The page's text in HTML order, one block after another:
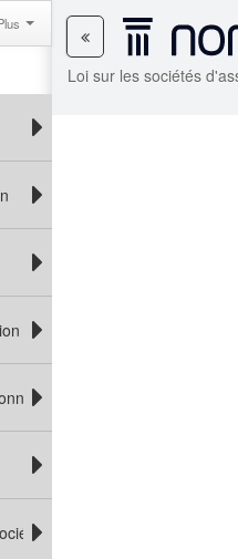
Loi sur les sociétés
et cessation